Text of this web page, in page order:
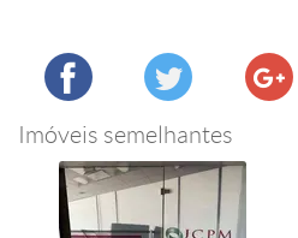
Imóveis semelhantes